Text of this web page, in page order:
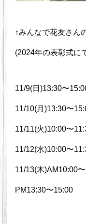
↑みんなで花友さん
(2024年の表彰式に
11/9(日)13:30〜
11/10(月)13:30〜
11/11(火)10:00〜
11/12(水)10:00〜
11/13(木)AM10:00
PM13:30〜15:00